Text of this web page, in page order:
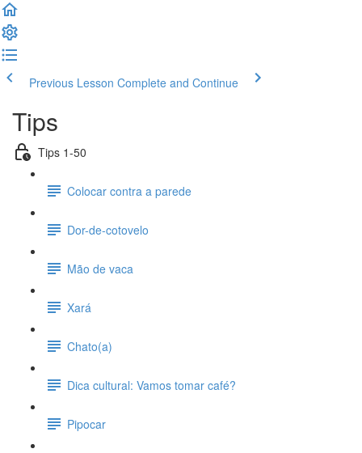
Previous Lesson Complete and Continue
Tips
Tips 1-50
Colocar contra a parede
Dor-de-cotovelo
Mão de vaca
Xará
Chato(a)
Dica cultural: Vamos tomar café?
Pipocar